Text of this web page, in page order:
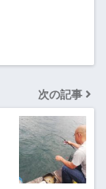
次の記事